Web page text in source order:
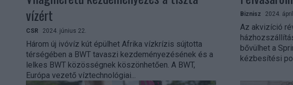
vízért
CSR 2024. június 22.
Három új ivóvíz kút épülhet Afrika vízkrízis sújtotta
térségében a BWT tavaszi kezdeményezésének és a
lelkes BWT közösségnek köszönhetően. A BWT,
Európa vezető víztechnológiai...
Biznisz 2024.
Az akvizíció
bővülhet a
kézbesítési